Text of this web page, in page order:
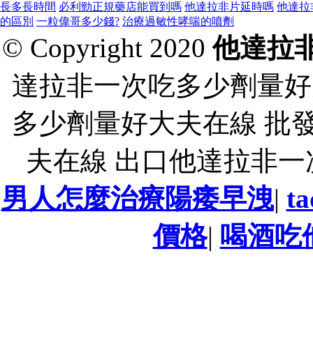
長多長時間 必利勁正規藥店能買到嗎 他達拉非片延時嗎 他達拉
的區別 一粒偉哥多少錢? 治療過敏性哮喘的噴劑
© Copyright 2020他達拉
達拉非一次吃多少劑量
多少劑量好大夫在線 批
夫在線 出口他達拉非
男人怎麼治療陽痿早洩|
價格| 喝酒吃